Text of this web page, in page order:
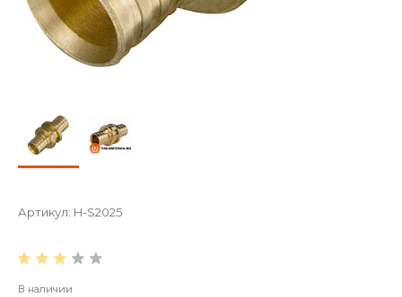
Артикул: H-S2025
В наличии